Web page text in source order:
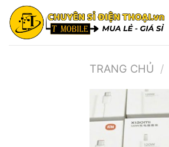
Skip
content
TRANG CHỦ /